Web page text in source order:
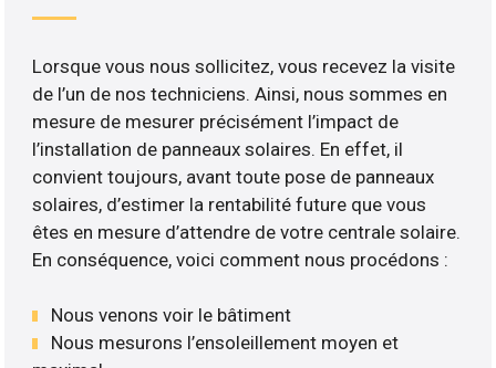
Lorsque vous nous sollicitez, vous recevez la visite
de l’un de nos techniciens. Ainsi, nous sommes en
mesure de mesurer précisément l’impact de
l’installation de panneaux solaires. En effet, il
convient toujours, avant toute pose de panneaux
solaires, d’estimer la rentabilité future que vous
êtes en mesure d’attendre de votre centrale solaire.
En conséquence, voici comment nous procédons :
Nous venons voir le bâtiment
Nous mesurons l’ensoleillement moyen et